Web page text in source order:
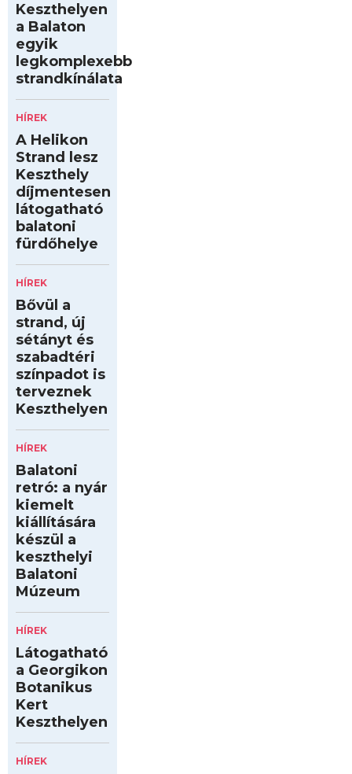
Keszthelyen
a Balaton
egyik
legkomplexebb
strandkínálata
HÍREK
A Helikon
Strand lesz
Keszthely
díjmentesen
látogatható
balatoni
fürdőhelye
HÍREK
Bővül a
strand, új
sétányt és
szabadtéri
színpadot is
terveznek
Keszthelyen
HÍREK
Balatoni
retró: a nyár
kiemelt
kiállítására
készül a
keszthelyi
Balatoni
Múzeum
HÍREK
Látogatható
a Georgikon
Botanikus
Kert
Keszthelyen
HÍREK